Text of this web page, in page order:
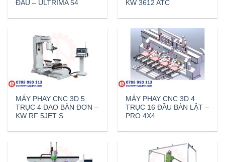
ĐẦU – ULTRIMA 54
KW 3612 ATC
MÁY PHAY CNC 3D 5
TRỤC 4 DAO BÀN ĐƠN –
KW RF 5JET S
MÁY PHAY CNC 3D 4
TRỤC 16 ĐẦU BÀN LẬT –
PRO 4X4